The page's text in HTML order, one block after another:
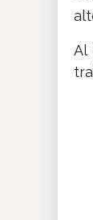
Al